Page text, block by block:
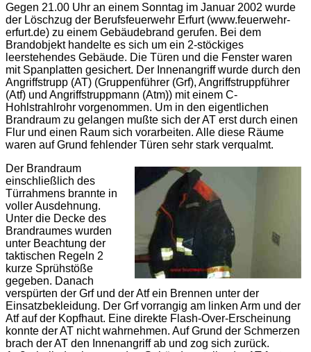
Gegen 21.00 Uhr an einem Sonntag im Januar 2002 wurde
der Löschzug der Berufsfeuerwehr Erfurt (www.feuerwehr-
erfurt.de) zu einem Gebäudebrand gerufen. Bei dem
Brandobjekt handelte es sich um ein 2-stöckiges
leerstehendes Gebäude. Die Türen und die Fenster waren
mit Spanplatten gesichert. Der Innenangriff wurde durch den
Angriffstrupp (AT) (Gruppenführer (Grf), Angriffstruppführer
(Atf) und Angriffstruppmann (Atm)) mit einem C-
Hohlstrahlrohr vorgenommen. Um in den eigentlichen
Brandraum zu gelangen mußte sich der AT erst durch einen
Flur und einen Raum sich vorarbeiten. Alle diese Räume
waren auf Grund fehlender Türen sehr stark verqualmt.
Der Brandraum
einschließlich des
Türrahmens brannte in
voller Ausdehnung.
Unter die Decke des
Brandraumes wurden
unter Beachtung der
taktischen Regeln 2
kurze Sprühstöße
gegeben. Danach
verspürten der Grf und der Atf ein Brennen unter der
Einsatzbekleidung. Der Grf vorrangig am linken Arm und der
Atf auf der Kopfhaut. Eine direkte Flash-Over-Erscheinung
konnte der AT nicht wahrnehmen. Auf Grund der Schmerzen
brach der AT den Innenangriff ab und zog sich zurück.